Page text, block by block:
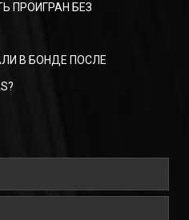
ПРОИГРАН БЕЗ
В БОНДЕ ПОСЛЕ